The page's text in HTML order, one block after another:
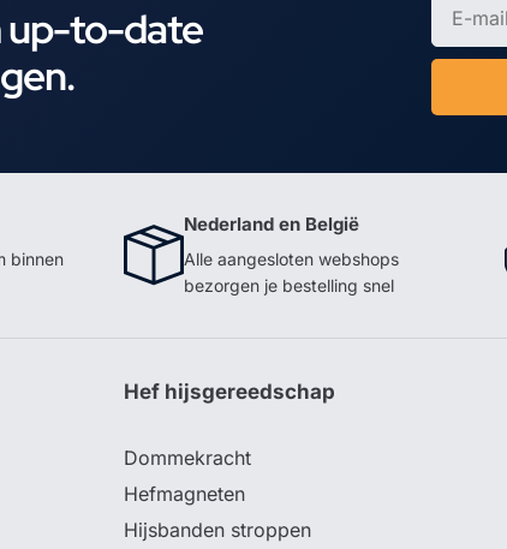
up-to-date
binnen
Nederland en België
Alle aangesloten webshops
bezorgen je bestelling snel
Hef hijsgereedschap
Dommekracht
Hefmagneten
Hijsbanden stroppen